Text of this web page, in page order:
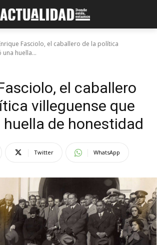
Fasciolo, el caballero de la política
huella...
el caballero
villeguense que
huella de honestidad
Twitter WhatsApp